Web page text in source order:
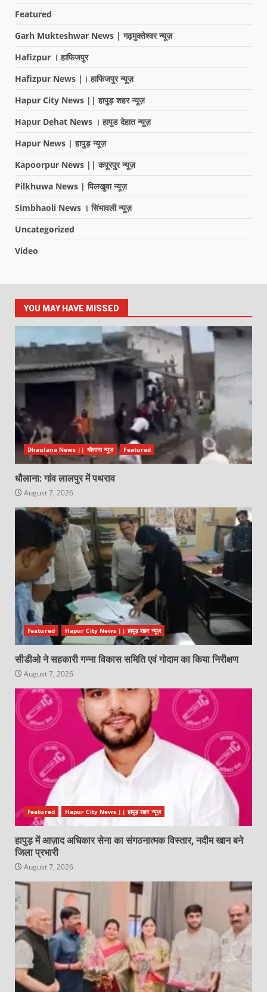
Featured
Garh Mukteshwar News | गढ़मुक्तेश्वर न्यूज़
Hafizpur । हाफिजपुर
Hafizpur News |। हाफिजपुर न्यूज़
Hapur City News || हापुड़ शहर न्यूज़
Hapur Dehat News । हापुड देहात न्यूज़
Hapur News | हापुड़ न्यूज़
Kapoorpur News || कपूरपुर न्यूज़
Pilkhuwa News | पिलखुवा न्यूज़
Simbhaoli News । सिंभावली न्यूज़
Uncategorized
Video
YOU MAY HAVE MISSED
Dhaulana News || धौलाना न्यूज़ Featured
धौलाना: गांव लालपुर में पथराव
August 7, 2026
Featured Hapur City News || हापुड़ शहर न्यूज़
सीडीओ ने सहकारी गन्ना विकास समिति एवं गोदाम का किया निरीक्षण
August 7, 2026
Featured Hapur City News || हापुड़ शहर न्यूज़
हापुड़ में आज़ाद अधिकार सेना का संगठनात्मक विस्तार, नदीम खान बने
जिला प्रभारी
August 7, 2026